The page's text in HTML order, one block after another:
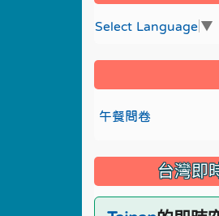
Select Language ▼
午餐問卷
台灣即